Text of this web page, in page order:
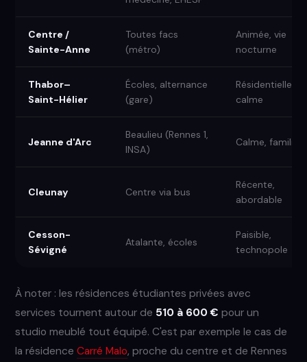
Centre /
Sainte-Anne
Toutes facs
(métro)
Animée, vie
nocturne
Thabor–
Saint-Hélier
Écoles, alternance
(gare)
Résidentielle,
calme
Jeanne d'Arc
Beaulieu (Rennes 1,
INSA)
Calme, familiale
Cleunay Centre via bus
Récente,
abordable
Cesson-
Sévigné
Atalante, écoles
Paisible,
technopole
À noter : les résidences étudiantes privées avec
services tournent autour de 510 à 600 € pour un
studio meublé tout équipé. C'est par exemple le cas de
la résidence Carré Malo, proche du centre et de Rennes